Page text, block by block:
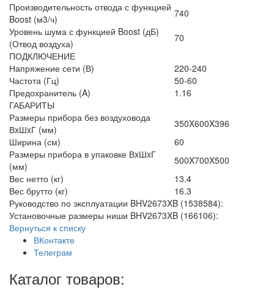
Производительность отвода с функцией
Boost (м3/ч)
740
Уровень шума с функцией Boost (дБ)
(Отвод воздуха)
70
ПОДКЛЮЧЕНИЕ
Напряжение сети (В)
220-240
Частота (Гц)
50-60
Предохранитель (A)
1.16
ГАБАРИТЫ
Размеры прибора без воздуховода
ВxШxГ (мм)
350X600X396
Ширина (см)
60
Размеры прибора в упаковке ВxШxГ
(мм)
500X700X500
Вес нетто (кг)
13.4
Вес брутто (кг)
16.3
Руководство по эксплуатации BHV2673XB (1538584):
Установочные размеры ниши BHV2673XB (166106):
Вернуться к списку
ВКонтакте
Телеграм
Каталог товаров: